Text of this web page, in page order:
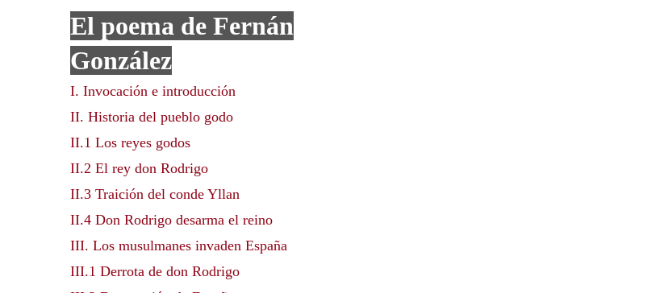
El poema de Fernán
González
I. Invocación e introducción
II. Historia del pueblo godo
II.1 Los reyes godos
II.2 El rey don Rodrigo
II.3 Traición del conde Yllan
II.4 Don Rodrigo desarma el reino
III. Los musulmanes invaden España
III.1 Derrota de don Rodrigo